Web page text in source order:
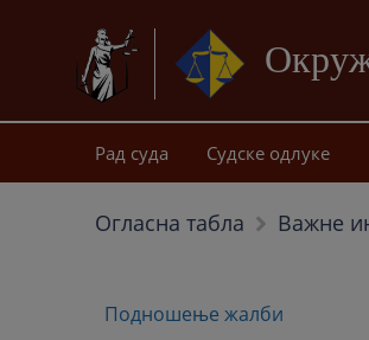
Рад суда Судске одлуке
Огласна табла Важне
Подношење жалби